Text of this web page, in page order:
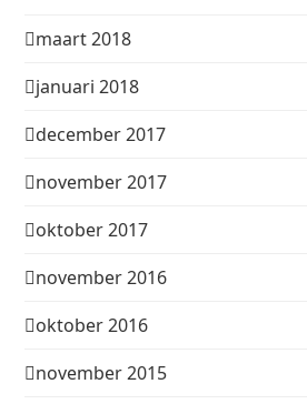
maart 2018
januari 2018
december 2017
november 2017
oktober 2017
november 2016
oktober 2016
november 2015